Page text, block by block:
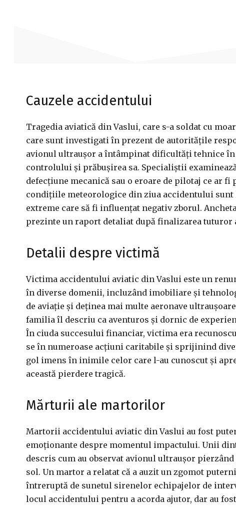
Cauzele accidentului
Tragedia aviatică din Vaslui, care s-a soldat cu
care sunt investigati în prezent de autoritățile
avionul ultraușor a întâmpinat dificultăți tehnice în
controlului și prăbușirea sa. Specialiștii
defecțiune mecanică sau o eroare de pilotaj ce ar
condițiile meteorologice din ziua accidentului sunt
extreme care să fi influențat negativ zborul.
prezinte un raport detaliat după finalizarea tuturor
Detalii despre victimă
Victima accidentului aviatic din Vaslui este un
în diverse domenii, incluzând imobiliare și
de aviație și deținea mai multe aeronave
familia îl descriu ca aventuros și dornic de
În ciuda succesului financiar, victima era
se în numeroase acțiuni caritabile și sprijinind
gol imens în inimile celor care l-au cunoscut și
această pierdere tragică.
Mărturii ale martorilor
Martorii accidentului aviatic din Vaslui au fost
emoționante despre momentul impactului. Unii
descris cum au observat avionul ultraușor
sol. Un martor a relatat că a auzit un zgomot
întreruptă de sunetul sirenelor echipajelor de
locul accidentului pentru a acorda ajutor, dar au